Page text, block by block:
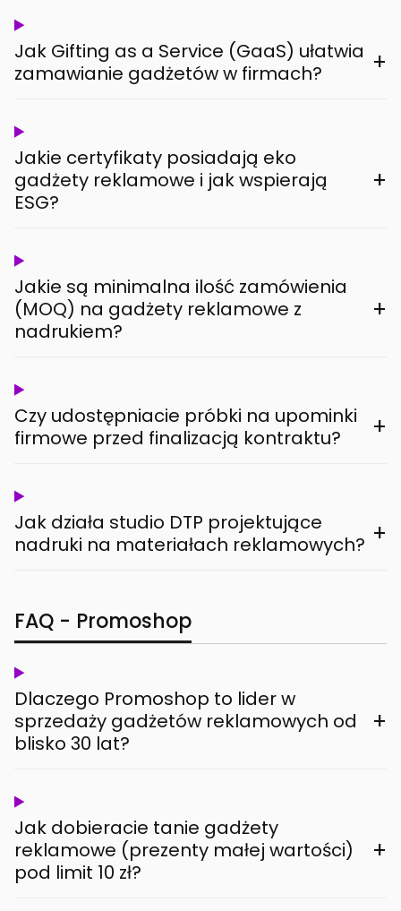
Jak Gifting as a Service (GaaS) ułatwia
zamawianie gadżetów w firmach?
+
Jakie certyfikaty posiadają eko
gadżety reklamowe i jak wspierają
ESG?
+
Jakie są minimalna ilość zamówienia
(MOQ) na gadżety reklamowe z
nadrukiem?
+
Czy udostępniacie próbki na upominki
firmowe przed finalizacją kontraktu?
+
Jak działa studio DTP projektujące
nadruki na materiałach reklamowych? +
FAQ - Promoshop
Dlaczego Promoshop to lider w
sprzedaży gadżetów reklamowych od
blisko 30 lat?
+
Jak dobieracie tanie gadżety
reklamowe (prezenty małej wartości)
pod limit 10 zł?
+